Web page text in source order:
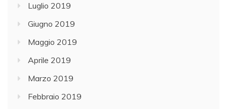
Luglio 2019
Giugno 2019
Maggio 2019
Aprile 2019
Marzo 2019
Febbraio 2019